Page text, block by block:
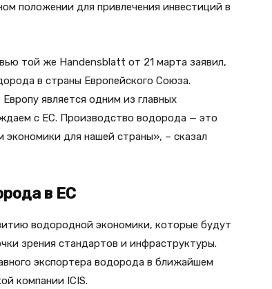
положении для привлечения инвестиций в
той же Handensblatt от 21 марта заявил,
в страны Европейского Союза.
является одним из главных
с ЕС. Производство водорода — это
для нашей страны», – сказал
в ЕС
водородной экономики, которые будут
зрения стандартов и инфраструктуры.
экспортера водорода в ближайшем
компании ICIS.